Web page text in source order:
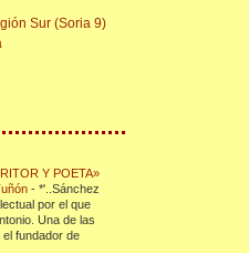
Sur (Soria 9)
Y POETA»
-*'..Sánchez
por el que
Una de las
fundador de